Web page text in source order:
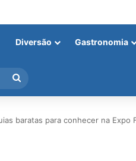
Diversão Gastronomia
por
baratas para conhecer na Expo